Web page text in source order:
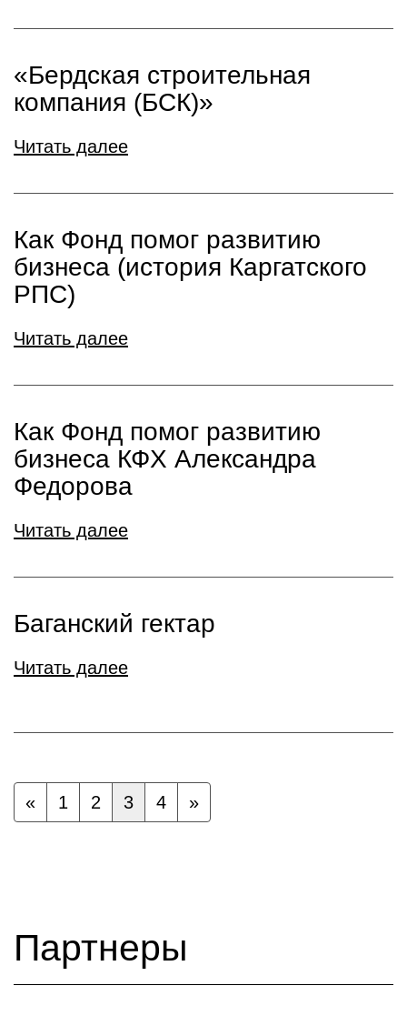
«Бердская строительная
компания (БСК)»
Читать далее
Как Фонд помог развитию
бизнеса (история Каргатского
РПС)
Читать далее
Как Фонд помог развитию
бизнеса КФХ Александра
Федорова
Читать далее
Баганский гектар
Читать далее
« 1 2 3 4 »
Партнеры